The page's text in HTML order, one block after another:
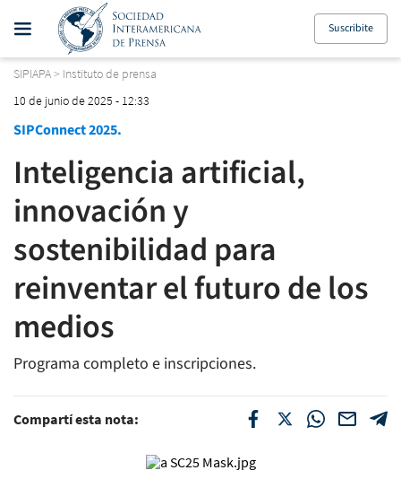
Suscribite
SIPIAPA> Instituto de prensa
10 de junio de 2025 - 12:33
SIPConnect 2025.
Inteligencia artificial,
innovación y
sostenibilidad para
reinventar el futuro de los
medios
Programa completo e inscripciones.
Compartí esta nota: